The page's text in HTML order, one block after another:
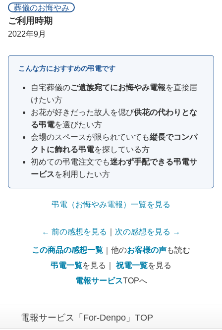
葬儀のお悔やみ
ご利用時期
2022年9月
こんな方におすすめの弔電です
自宅葬儀のご遺族宛てにお悔やみ電報を直接届
けたい方
お花が好きだった故人を偲び供花の代わりとな
る弔電を選びたい方
会場のスペースが限られていても縦長でコンパ
クトに飾れる弔電を探している方
初めての弔電注文でも迷わず手配できる弔電サ
ービスを利用したい方
弔電（お悔やみ電報）一覧を見る
← 前の感想を見る 次の感想を見る →
この商品の感想一覧 ｜他のお客様の声も読む
弔電一覧を見る｜祝電一覧を見る
電報サービスTOPへ
電報サービス「For-Denpo」TOP